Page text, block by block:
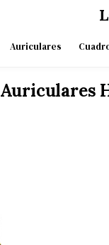
Auriculares
Auriculares